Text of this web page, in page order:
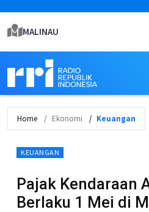
MALINAU
Home Ekonomi Keuangan
KEUANGAN
Pajak Kendaraan
Berlaku 1 Mei di